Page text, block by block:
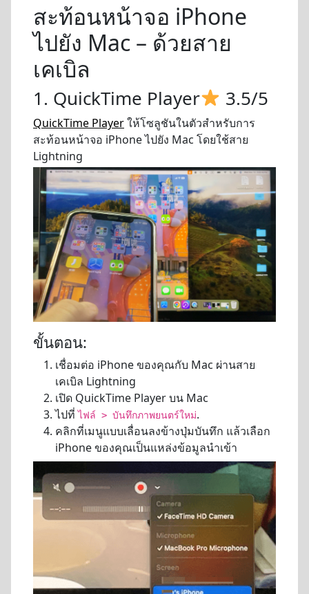
สะท้อนหน้าจอ iPhone
ไปยัง Mac – ด้วยสาย
เคเบิล
1. QuickTime Player 3.5/5
QuickTime Playerให้โซลูชันในตัวสำหรับการ
สะท้อนหน้าจอ iPhone ไปยัง Mac โดยใช้สาย
Lightning
ขั้นตอน:
เชื่อมต่อ iPhone ของคุณกับ Mac ผ่านสาย
เคเบิล Lightning
เปิด QuickTime Player บน Mac
ไปที่ไฟล์ > บันทึกภาพยนตร์ใหม่.
คลิกที่เมนูแบบเลื่อนลงข้างปุ่มบันทึก แล้วเลือก
iPhone ของคุณเป็นแหล่งข้อมูลนำเข้า